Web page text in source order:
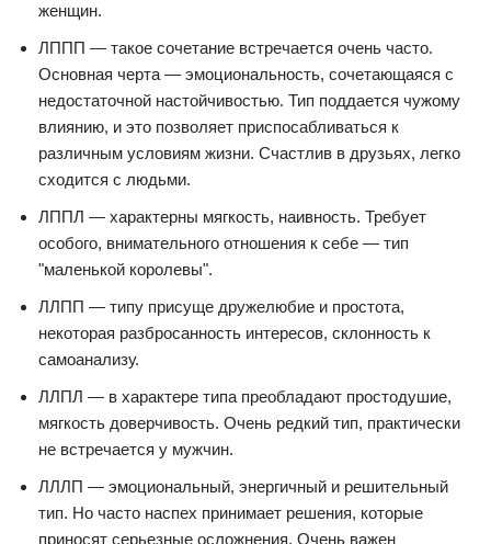
женщин.
ЛППП — такое сочетание встречается очень часто.
Основная черта — эмоциональность, сочетающаяся с
недостаточной настойчивостью. Тип поддается чужому
влиянию, и это позволяет приспосабливаться к
различным условиям жизни. Счастлив в друзьях, легко
сходится с людьми.
ЛППЛ — характерны мягкость, наивность. Требует
особого, внимательного отношения к себе — тип
"маленькой королевы".
ЛЛПП — типу присуще дружелюбие и простота,
некоторая разбросанность интересов, склонность к
самоанализу.
ЛЛПЛ — в характере типа преобладают простодушие,
мягкость доверчивость. Очень редкий тип, практически
не встречается у мужчин.
ЛЛЛП — эмоциональный, энергичный и решительный
тип. Но часто наспех принимает решения, которые
приносят серьезные осложнения. Очень важен